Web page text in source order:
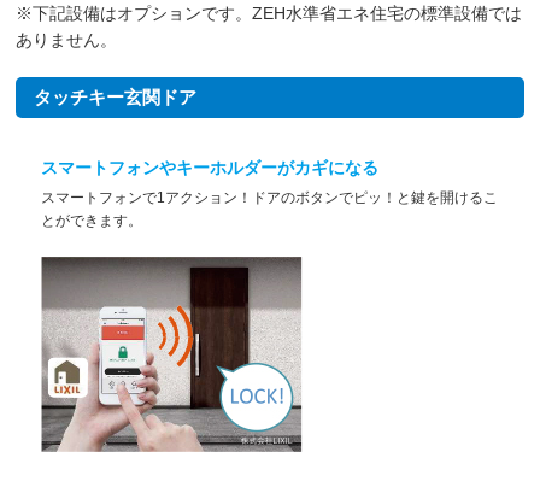
※下記設備はオプションです。ZEH水準省エネ住宅の標準設備では
ありません。
タッチキー玄関ドア
スマートフォンやキーホルダーがカギになる
スマートフォンで1アクション！ドアのボタンでピッ！と鍵を開けるこ
とができます。